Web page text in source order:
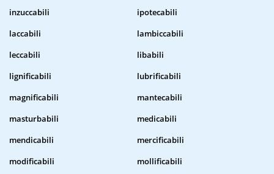
inzuccabili
ipotecabili
laccabili
lambiccabili
leccabili
libabili
lignificabili
lubrificabili
magnificabili
mantecabili
masturbabili
medicabili
mendicabili
mercificabili
modificabili
mollificabili